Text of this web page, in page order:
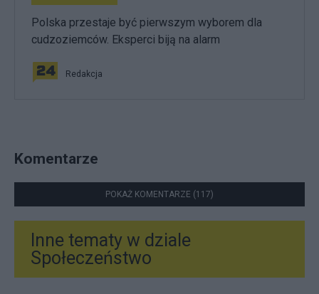
Polska przestaje być pierwszym wyborem dla
cudzoziemców. Eksperci biją na alarm
Redakcja
Komentarze
POKAŻ KOMENTARZE (117)
Inne tematy w dziale
Społeczeństwo